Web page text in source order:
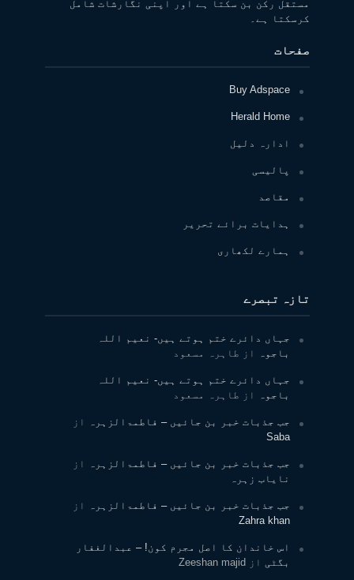
مستقل رکن بن سکتا ہے اور اپنی نگارشات شامل
کرسکتا ہے۔
صفحات
Buy Adspace
Herald Home
ادارہ دلیل
پالیسی
مقاصد
ہدایات برائے تحریر
ہمارے لکھاری
تازہ تبصرے
جہاں دائرے ختم ہوتے ہیں- نعیم اللہ
باجوہ
از طاہرہ مسعود
جہاں دائرے ختم ہوتے ہیں- نعیم اللہ
باجوہ
از طاہرہ مسعود
جب جذبات خبر بن جائیں – فاطمۃالزہرہ
از
Saba
جب جذبات خبر بن جائیں – فاطمۃالزہرہ
از
نایاب زہرہ
جب جذبات خبر بن جائیں – فاطمۃالزہرہ
از
Zahra khan
اس خاندان کا اصل مجرم کون! – عبدالغفار
بگٹی از Zeeshan majid